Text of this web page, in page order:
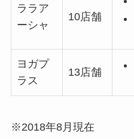
ララア
ーシャ
10店舗
ヨガプ
ラス
13店舗
※2018年8月現在